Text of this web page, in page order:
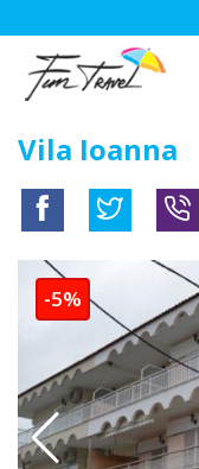
Vila Ioanna
-5%